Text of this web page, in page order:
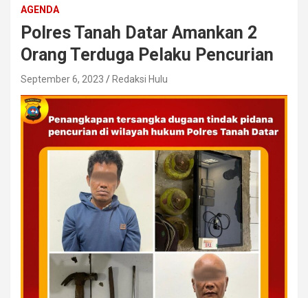
AGENDA
Polres Tanah Datar Amankan 2
Orang Terduga Pelaku Pencurian
September 6, 2023 Redaksi Hulu